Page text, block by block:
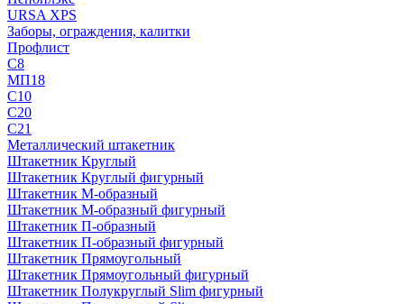
URSA XPS
Заборы, ограждения, калитки
Профлист
С8
МП18
С10
С20
С21
Металлический штакетник
Штакетник Круглый
Штакетник Круглый фигурный
Штакетник М-образный
Штакетник М-образный фигурный
Штакетник П-образный
Штакетник П-образный фигурный
Штакетник Прямоугольный
Штакетник Прямоугольный фигурный
Штакетник Полукруглый Slim фигурный